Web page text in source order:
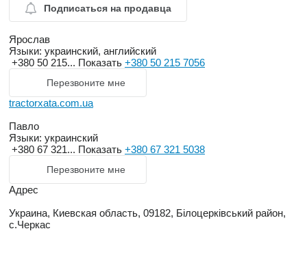
Подписаться на продавца
Ярослав
Языки: украинский, английский
+380 50 215... Показать +380 50 215 7056
Перезвоните мне
tractorxata.com.ua
Павло
Языки: украинский
+380 67 321... Показать +380 67 321 5038
Перезвоните мне
Адрес
Украина, Киевская область, 09182, Білоцерківський район,
с.Черкас